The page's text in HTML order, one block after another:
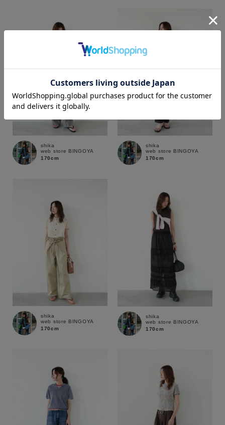
セール価格 WEB限定
在庫あり 在庫なし含む
shika
web store BINGOYA
170cm
shika
web store BINGOYA
170cm
shika
web store BINGOYA
170cm
shika
web store BINGOYA
170cm